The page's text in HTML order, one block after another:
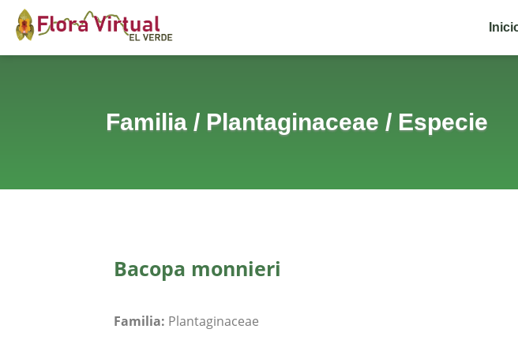
Familia / Plantaginaceae / Especie
Bacopa monnieri
Familia: Plantaginaceae